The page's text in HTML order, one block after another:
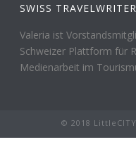
SWISS
Valeria ist
Schweizer Plattform für
Medienarbeit im
© 2018